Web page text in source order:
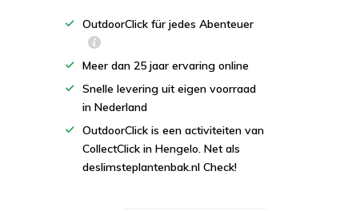
OutdoorClick für jedes Abenteuer
Meer dan 25 jaar ervaring online
Snelle levering uit eigen voorraad
in Nederland
OutdoorClick is een activiteiten van
CollectClick in Hengelo. Net als
deslimsteplantenbak.nl Check!